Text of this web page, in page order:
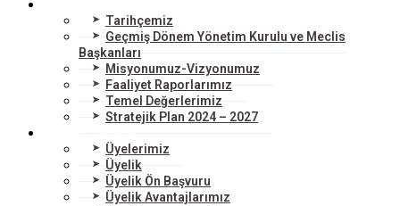
Tarihçemiz
Geçmiş Dönem Yönetim Kurulu ve Meclis
Başkanları
Misyonumuz-Vizyonumuz
Faaliyet Raporlarımız
Temel Değerlerimiz
Stratejik Plan 2024 – 2027
Üyelerimiz
Üyelik
Üyelik Ön Başvuru
Üyelik Avantajlarımız